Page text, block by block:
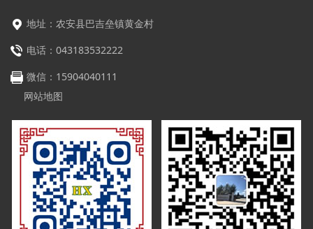
地址：农安县巴吉垒镇黄金村
电话：043183532222
微信： 15904040111
网站地图